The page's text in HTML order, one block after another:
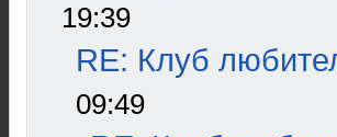
19:39
RE: Клуб
09:49